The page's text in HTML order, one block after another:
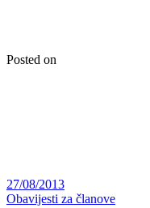
Posted on
27/08/2013
Obavijesti za članove